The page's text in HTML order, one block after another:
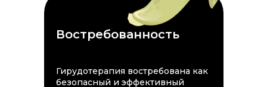
Востребованность
Гирудотерапия востребована как
безопасный и эффективный